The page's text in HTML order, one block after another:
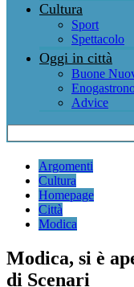
Cultura
Sport
Spettacolo
Oggi in città
Buone
Advice
Argomenti
Cultura
Homepage
Città
Modica
Modica, si è
di Scenari